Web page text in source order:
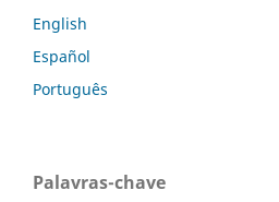
English
Español
Português
Palavras-chave